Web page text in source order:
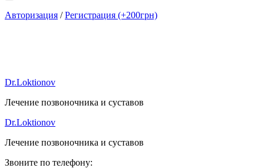
Авторизация /Регистрация (+200грн)
Dr.Loktionov
Лечение позвоночника и суставов
Dr.Loktionov
Лечение позвоночника и суставов
Звоните по телефону: